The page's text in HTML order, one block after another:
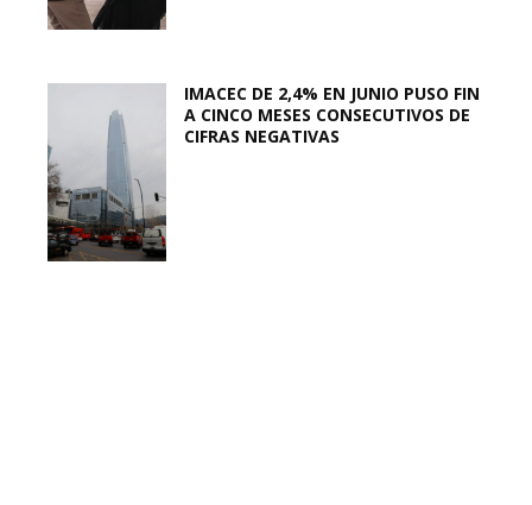
IMACEC DE 2,4% EN JUNIO PUSO FIN
A CINCO MESES CONSECUTIVOS DE
CIFRAS NEGATIVAS